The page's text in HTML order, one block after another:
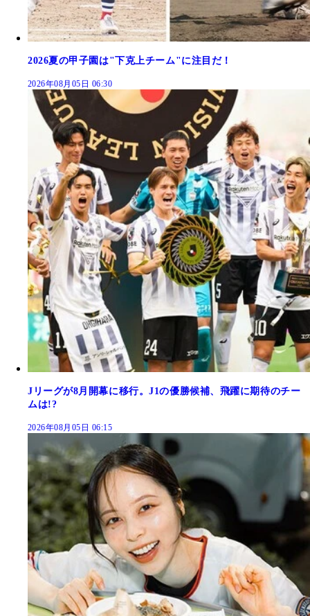
2026夏の甲子園は"下克上チーム"に注目だ！
2026年08月05日 06:30
Jリーグが8月開幕に移行。J1の優勝候補、飛躍に期待のチー
ムは!?
2026年08月05日 06:15